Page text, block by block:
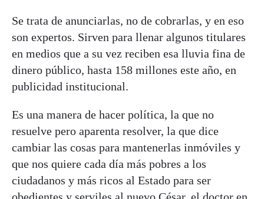
Se trata de anunciarlas, no de cobrarlas, y en eso
son expertos. Sirven para llenar algunos titulares
en medios que a su vez reciben esa lluvia fina de
dinero público, hasta 158 millones este año, en
publicidad institucional.
Es una manera de hacer política, la que no
resuelve pero aparenta resolver, la que dice
cambiar las cosas para mantenerlas inmóviles y
que nos quiere cada día más pobres a los
ciudadanos y más ricos al Estado para ser